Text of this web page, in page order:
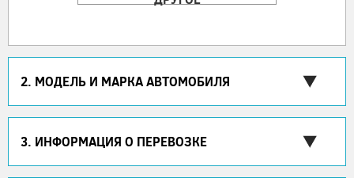
2. МОДЕЛЬ И МАРКА АВТОМОБИЛЯ
3. ИНФОРМАЦИЯ О ПЕРЕВОЗКЕ